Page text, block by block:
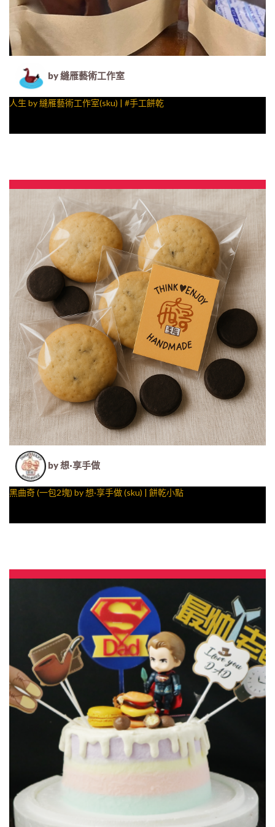
by 縫雁藝術工作室
人生 by 縫雁藝術工作室(sku) | #手工餅乾
by 想·享手做
黑曲奇 (一包2塊) by 想·享手做 (sku) | 餅乾小點